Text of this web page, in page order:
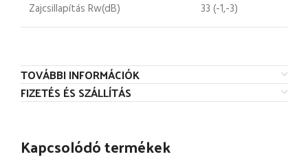
Zajcsillapítás Rw(dB) 33 (-1,-3)
TOVÁBBI INFORMÁCIÓK
FIZETÉS ÉS SZÁLLÍTÁS
Kapcsolódó termékek